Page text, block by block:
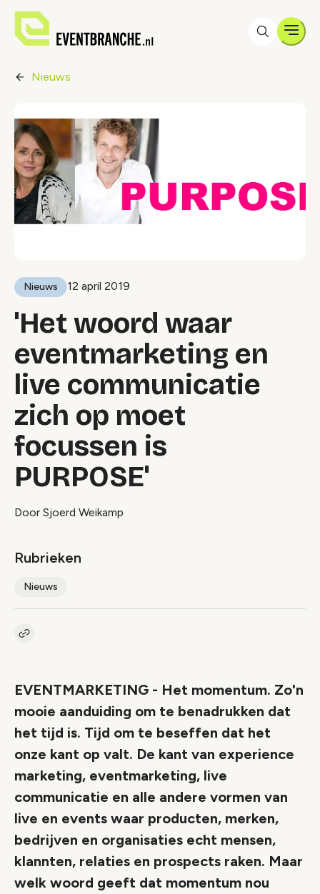
Nieuws
Nieuws 12 april 2019
'Het woord waar
eventmarketing en
live communicatie
zich op moet
focussen is
PURPOSE'
Door Sjoerd Weikamp
Rubrieken
Nieuws
Kopieer link naar artikel
EVENTMARKETING - Het momentum. Zo'n
mooie aanduiding om te benadrukken dat
het tijd is. Tijd om te beseffen dat het
onze kant op valt. De kant van experience
marketing, eventmarketing, live
communicatie en alle andere vormen van
live en events waar producten, merken,
bedrijven en organisaties echt mensen,
klannten, relaties en prospects raken. Maar
welk woord geeft dat momentum nou